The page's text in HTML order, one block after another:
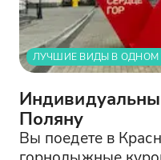
ЛУЧШИЕ ВИДЫ В ОДНОМ
Поляну
Вы поедете в